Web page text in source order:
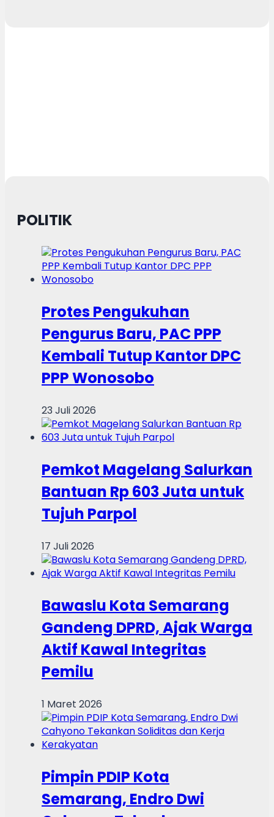
POLITIK
Protes Pengukuhan
Pengurus Baru, PAC PPP
Kembali Tutup Kantor DPC
PPP Wonosobo
23 Juli 2026
Pemkot Magelang Salurkan
Bantuan Rp 603 Juta untuk
Tujuh Parpol
17 Juli 2026
Bawaslu Kota Semarang
Gandeng DPRD, Ajak Warga
Aktif Kawal Integritas
Pemilu
1 Maret 2026
Pimpin PDIP Kota
Semarang, Endro Dwi